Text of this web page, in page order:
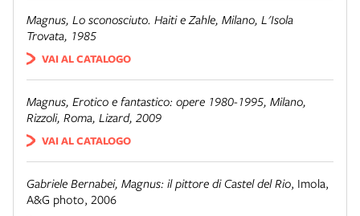
Magnus, Lo sconosciuto. Haiti e Zahle, Milano, L'Isola
Trovata, 1985
VAI AL CATALOGO
Magnus, Erotico e fantastico: opere 1980-1995, Milano,
Rizzoli, Roma, Lizard, 2009
VAI AL CATALOGO
Gabriele Bernabei, Magnus: il pittore di Castel del Rio, Imola,
A&G photo, 2006